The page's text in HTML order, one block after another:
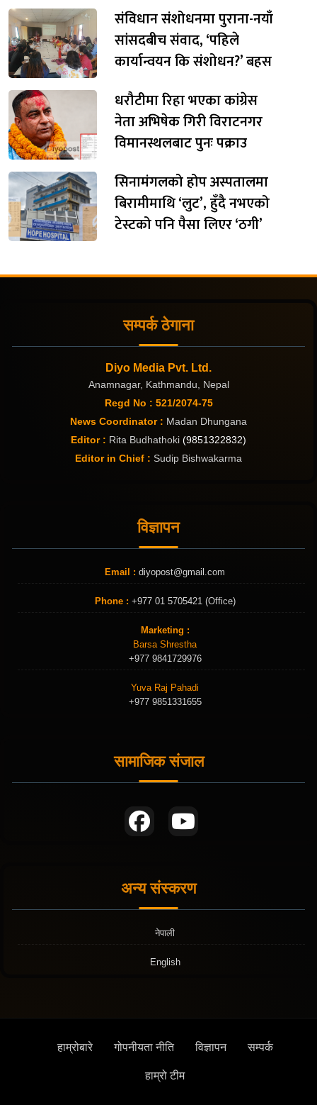
संविधान संशोधनमा पुराना-नयाँ
सांसदबीच संवाद, ‘पहिले
कार्यान्वयन कि संशोधन?’ बहस
धरौटीमा रिहा भएका कांग्रेस
नेता अभिषेक गिरी विराटनगर
विमानस्थलबाट पुनः पक्राउ
सिनामंगलको होप अस्पतालमा
बिरामीमाथि ‘लुट’, हुँदै नभएको
टेस्टको पनि पैसा लिएर ‘ठगी’
सम्पर्क ठेगाना
Diyo Media Pvt. Ltd.
Anamnagar, Kathmandu, Nepal
Regd No : 521/2074-75
News Coordinator : Madan Dhungana
Editor : Rita Budhathoki (9851322832)
Editor in Chief : Sudip Bishwakarma
विज्ञापन
Email : diyopost@gmail.com
Phone : +977 01 5705421 (Office)
Marketing :
Barsa Shrestha
+977 9841729976
Yuva Raj Pahadi
+977 9851331655
सामाजिक संजाल
अन्य संस्करण
नेपाली
English
हाम्रोबारे गोपनीयता नीति विज्ञापन सम्पर्क
हाम्रो टीम